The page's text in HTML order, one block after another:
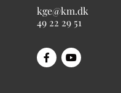
kge@km.dk
49 22 29 51